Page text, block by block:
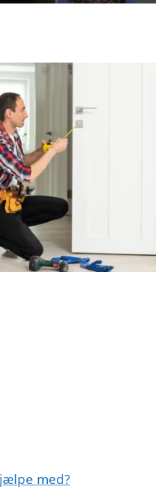
med?